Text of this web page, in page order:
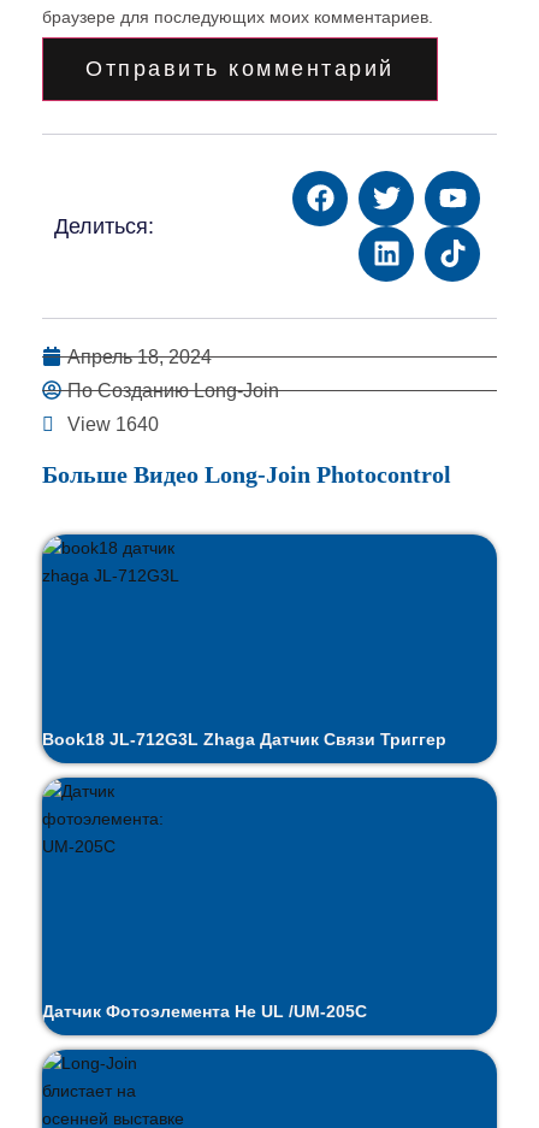
браузере для последующих моих комментариев.
Делиться:
Апрель 18, 2024
По Созданию Long-Join
View 1640
Больше Видео Long-Join Photocontrol
Book18 JL-712G3L Zhaga Датчик Связи Триггер
Датчик Фотоэлемента Не UL /UM-205C